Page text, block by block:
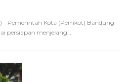
- Pemerintah Kota (Pemkot) Bandung
persiapan menjelang